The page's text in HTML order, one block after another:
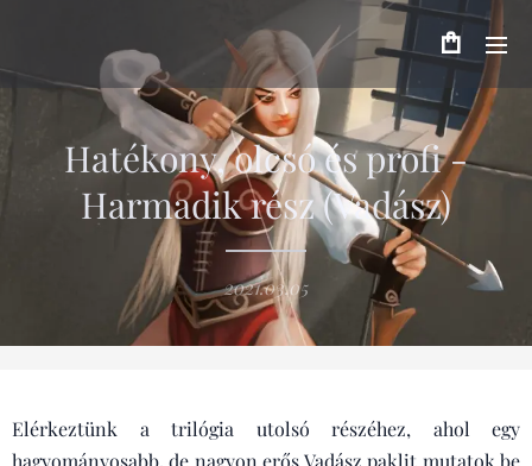
Hatékony, olcsó és profi -
Harmadik rész (Vadász)
2021.03.05
Elérkeztünk a trilógia utolsó részéhez, ahol egy
hagyományosabb, de nagyon erős Vadász paklit mutatok be